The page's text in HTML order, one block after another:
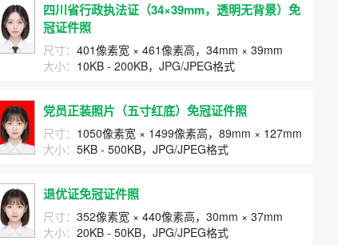
四川省行政执法证（34×39mm，透明无背景）免
冠证件照
尺寸： 401像素宽 × 461像素高，34mm × 39mm
大小： 10KB - 200KB，JPG/JPEG格式
党员正装照片（五寸红底）免冠证件照
尺寸： 1050像素宽 × 1499像素高，89mm × 127mm
大小： 5KB - 500KB，JPG/JPEG格式
退优证免冠证件照
尺寸： 352像素宽 × 440像素高，30mm × 37mm
大小： 20KB - 50KB，JPG/JPEG格式